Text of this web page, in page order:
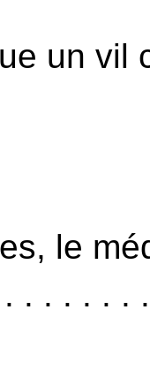
un vil
le
. . . . . .